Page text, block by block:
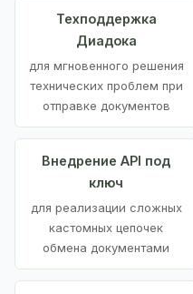
Техподдержка
Диадока
для мгновенного решения
технических проблем при
отправке документов
Внедрение API под
ключ
для реализации сложных
кастомных цепочек
обмена документами